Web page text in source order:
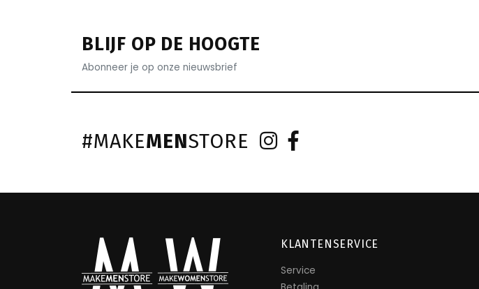
BLIJF OP DE HOOGTE
Abonneer je op onze nieuwsbrief
#MAKEMENSTORE
KLANTENSERVICE
Service